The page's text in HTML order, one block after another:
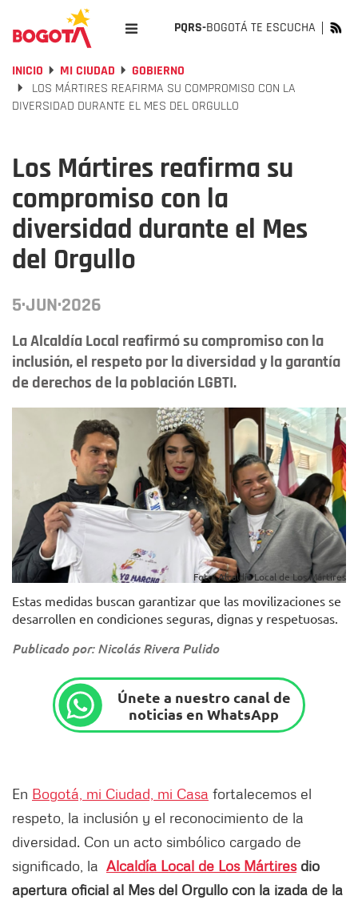
PQRS-BOGOTÁ TE ESCUCHA
INICIO MI CIUDAD
GOBIERNO
LOS MÁRTIRES REAFIRMA SU COMPROMISO CON LA
DIVERSIDAD DURANTE EL MES DEL ORGULLO
Los Mártires reafirma su
compromiso con la
diversidad durante el Mes
del Orgullo
5·JUN·2026
La Alcaldía Local reafirmó su compromiso con la
inclusión, el respeto por la diversidad y la garantía
de derechos de la población LGBTI.
Foto: Alcaldía Local de Los Mártires
Estas medidas buscan garantizar que las movilizaciones se
desarrollen en condiciones seguras, dignas y respetuosas.
Publicado por: Nicolás Rivera Pulido
Únete a nuestro canal de
noticias en WhatsApp
En Bogotá, mi Ciudad, mi Casa fortalecemos el
respeto, la inclusión y el reconocimiento de la
diversidad. Con un acto simbólico cargado de
significado, la Alcaldía Local de Los Mártiresdio
apertura oficial al Mes del Orgullo con la izada de la